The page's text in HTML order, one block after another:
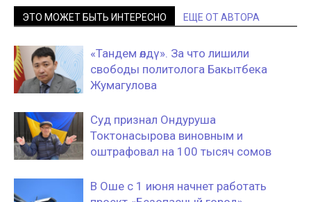
ЭТО МОЖЕТ БЫТЬ ИНТЕРЕСНО ЕЩЕ ОТ АВТОРА
«Тандем өлдү». За что лишили
свободы политолога Бакытбека
Жумагулова
Суд признал Ондуруша
Токтонасырова виновным и
оштрафовал на 100 тысяч сомов
В Оше с 1 июня начнет работать